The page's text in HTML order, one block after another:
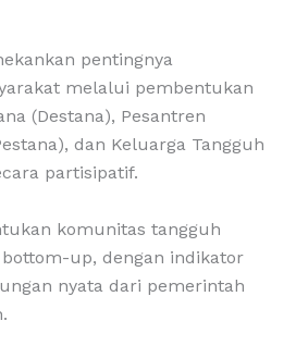
pentingnya
melalui pembentukan
(Destana), Pesantren
dan Keluarga Tangguh
partisipatif.
komunitas tangguh
up, dengan indikator
nyata dari pemerintah